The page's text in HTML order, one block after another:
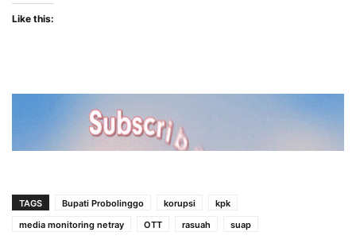
Like this:
TAGS Bupati Probolinggo korupsi
kpk
media monitoring netray
OTT rasuah suap